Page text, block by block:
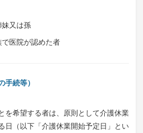
又は孫
医院が認めた者
手続等）
を希望する者は、原則として介護休業
日（以下「介護休業開始予定日」とい